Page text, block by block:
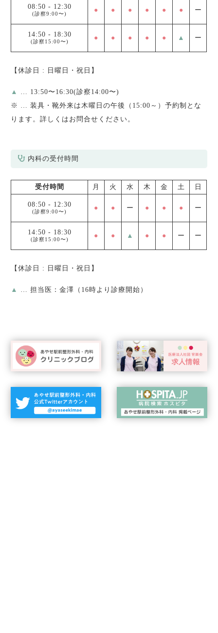
08:50 - 12:30
(診察9:00〜) ● ● ● ● ● ● ー
14:50 - 18:30
(診察15:00〜) ● ● ● ● ● ▲ ー
【休診日 : 日曜日・祝日】
▲
… 13:50〜16:30(診察14:00〜)
※ … 装具・靴外来は木曜日の午後（15:00～）予約制とな
ります。詳しくはお問合せください。
内科の受付時間
受付時間 月 火 水 木 金 土 日
08:50 - 12:30
(診察9:00〜) ● ● ー ● ● ● ー
14:50 - 18:30
(診察15:00〜) ● ● ▲ ● ● ー ー
【休診日 : 日曜日・祝日】
▲ … 担当医：金澤（16時より診療開始）